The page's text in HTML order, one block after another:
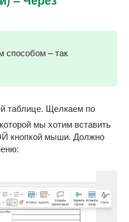
способом – так
таблице. Щелкаем по
мы хотим вставить
кнопкой мыши. Должно